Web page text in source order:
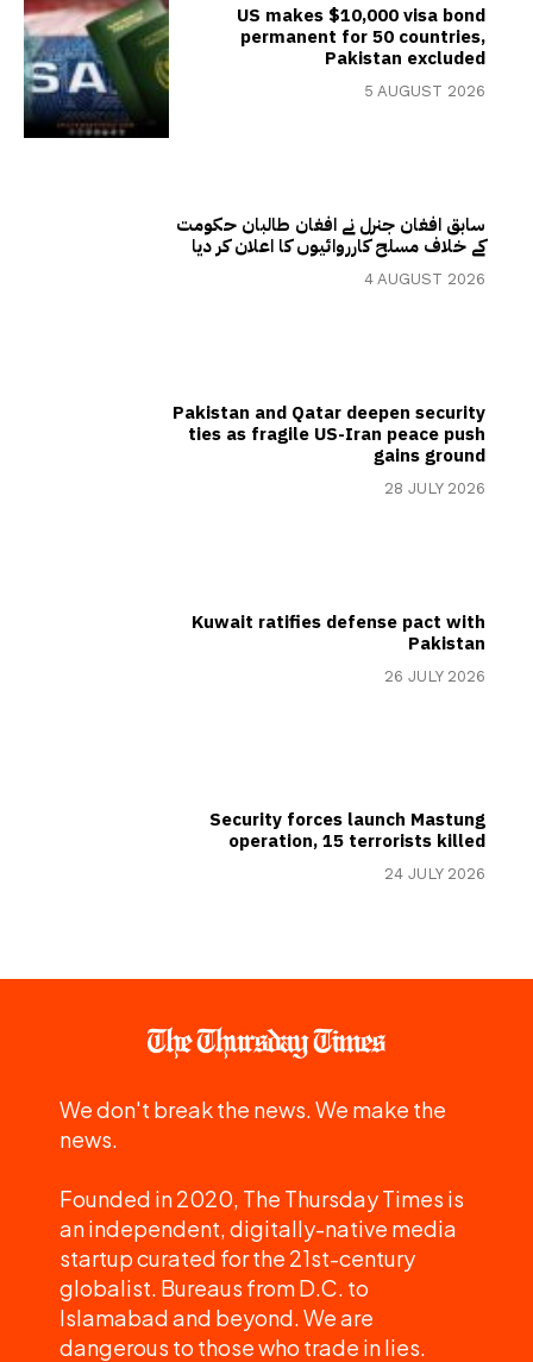
US makes $10,000 visa bond
permanent for 50 countries,
Pakistan excluded
5 AUGUST 2026
سابق افغان جنرل نے افغان طالبان حکومت
کے خلاف مسلح کارروائیوں کا اعلان کر دیا
4 AUGUST 2026
Pakistan and Qatar deepen security
ties as fragile US-Iran peace push
gains ground
28 JULY 2026
Kuwait ratifies defense pact with
Pakistan
26 JULY 2026
Security forces launch Mastung
operation, 15 terrorists killed
24 JULY 2026
We don't break the news. We make the
news.
Founded in 2020, The Thursday Times is
an independent, digitally-native media
startup curated for the 21st-century
globalist. Bureaus from D.C. to
Islamabad and beyond. We are
dangerous to those who trade in lies.